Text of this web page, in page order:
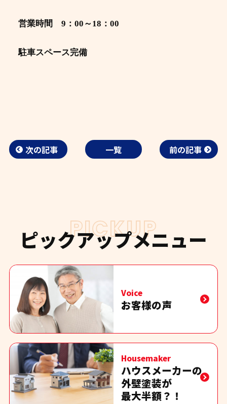
営業時間 9：00～18：00
駐車スペース完備
次の記事 一覧 前の記事
PICKUP
ピックアップメニュー
Voice
お客様の声
Housemaker
ハウスメーカーの
外壁塗装が
最大半額？！